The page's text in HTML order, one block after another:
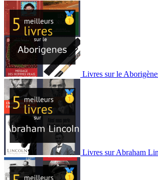
Livres sur le
Livres sur Abraham